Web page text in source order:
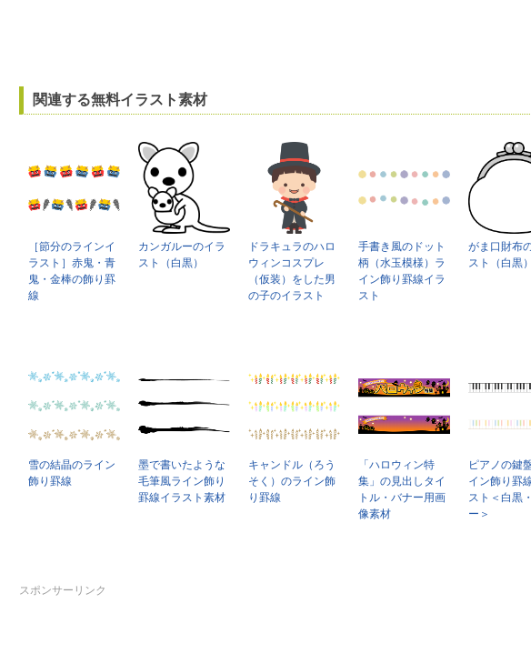
関連する無料イラスト素材
［節分のラインイ
ラスト］赤鬼・青
鬼・金棒の飾り罫
線
カンガルーのイラ
スト（白黒）
ドラキュラのハロ
ウィンコスプレ
（仮装）をした男
の子のイラスト
手書き風のドット
柄（水玉模様）ラ
イン飾り罫線イラ
スト
がま口財布
スト（白黒）
雪の結晶のライン
飾り罫線
墨で書いたような
毛筆風ライン飾り
罫線イラスト素材
キャンドル（ろう
そく）のライン飾
り罫線
「ハロウィン特
集」の見出しタイ
トル・バナー用画
像素材
ピアノの鍵
イン飾り罫
スト＜白黒
ー＞
スポンサーリンク